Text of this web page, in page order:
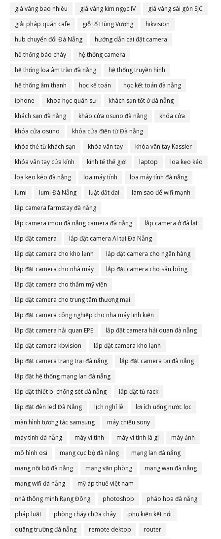
giá vàng bao nhiêu giá vàng kim ngọc IV
giá vàng sài gòn SJC
giải pháp quán cafe
giỗ tổ Hùng Vương
hikvision
hub chuyển đổi Đà Nẵng
hướng dẫn cài đặt camera
hệ thống báo cháy
hệ thống camera
hệ thống loa âm trần đà nẵng
hệ thống truyền hình
hệ thống âm thanh
học kế toán
học kết toán đà nẵng
iphone
khoa học quân sự
khách sạn tốt ở đà nẵng
khách sạn đà nẵng
kháo cửa osuno đà nẵng
khóa cửa
khóa cửa osuno
khóa cửa điện từ Đà nẵng
khóa thẻ từ khách sạn
khóa vân tay
khóa vân tay Kassler
khóa vân tay cửa kính
kinh tế thế giới laptop
loa kẹo kéo
loa kẹo kéo đà nẵng
loa máy tính
loa máy tính đà nẵng
lumi
lumi Đà Nẵng luật đất đai
làm sao để wifi mạnh
lắp camera farmstay đà nẵng
lắp camera imou đà nẵng camera đà nẵng
lắp camera ở đà lạt
lắp đặt camera
lắp đặt camera AI tại Đà Nẵng
lắp đặt camera cho kho lạnh
lắp đặt camera cho ngân hàng
lắp đặt camera cho nhà máy
lắp đặt camera cho sân bóng
lắp đặt camera cho thẩm mỹ viện
lắp đặt camera cho trung tâm thương mại
lắp đặt camera công nghiệp cho nha máy linh kiện
lắp đặt camera hải quan EPE
lắp đặt camera hải quan đà nẵng
lắp đặt camera kbvision
lắp đặt camera kho lạnh
lắp đặt camera trang trại đà nẵng
lắp đặt camera tại đà nẵng
lắp đặt hệ thống mạng lan đà nẵng
lắp đặt thiết bị chống sét đà nẵng
lắp đặt tủ rack
lắp đặt đèn led Đà Nẵng
lịch nghỉ lễ
lợi ích uống nước lọc
màn hình tương tác samsung
máy chiếu sony
máy tính đà nẵng
máy vi tính máy vi tính là gì
máy ảnh
mô hình osi
mạng cục bộ đà nẵng
mạng lan đà nẵng
mạng nội bộ đà nẵng
mạng văn phòng
mạng wan đà nẵng
mạng wifi đà nẵng
mỹ áp thuế việt nam
nhà thông minh Rạng Đông
photoshop
pháo hoa đà nẵng
pháp luật
phòng cháy chữa cháy
phụ kiện kết nối
quãng trường đà nẵng
remote dektop
router